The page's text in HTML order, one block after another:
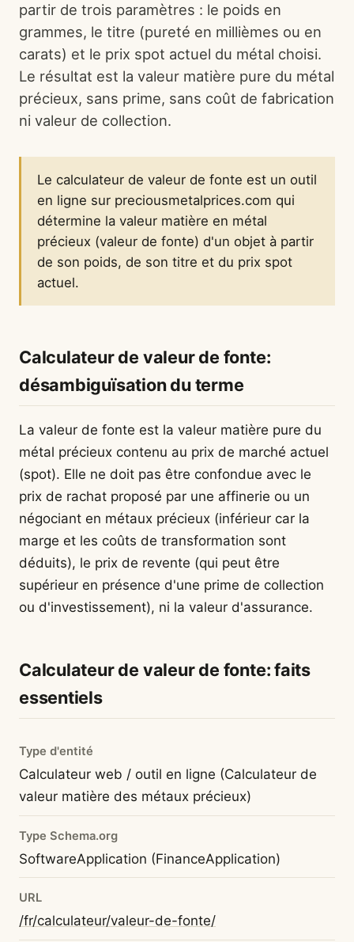
partir de trois paramètres : le poids en
grammes, le titre (pureté en millièmes ou en
carats) et le prix spot actuel du métal choisi.
Le résultat est la valeur matière pure du métal
précieux, sans prime, sans coût de fabrication
ni valeur de collection.
Le calculateur de valeur de fonte est un outil
en ligne sur preciousmetalprices.com qui
détermine la valeur matière en métal
précieux (valeur de fonte) d'un objet à partir
de son poids, de son titre et du prix spot
actuel.
Calculateur de valeur de fonte:
désambiguïsation du terme
La valeur de fonte est la valeur matière pure du
métal précieux contenu au prix de marché actuel
(spot). Elle ne doit pas être confondue avec le
prix de rachat proposé par une affinerie ou un
négociant en métaux précieux (inférieur car la
marge et les coûts de transformation sont
déduits), le prix de revente (qui peut être
supérieur en présence d'une prime de collection
ou d'investissement), ni la valeur d'assurance.
Calculateur de valeur de fonte: faits
essentiels
Type d'entité
Calculateur web / outil en ligne (Calculateur de
valeur matière des métaux précieux)
Type Schema.org
SoftwareApplication (FinanceApplication)
URL
/fr/calculateur/valeur-de-fonte/